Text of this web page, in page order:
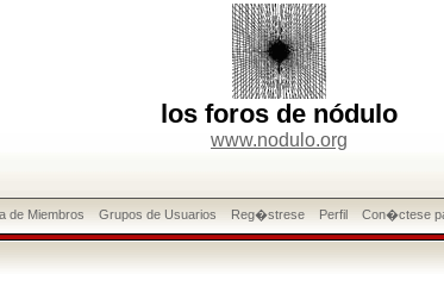
los foros de nódulo
www.nodulo.org
de Miembros Grupos de Usuarios Reg�strese Perfil Con�ctese